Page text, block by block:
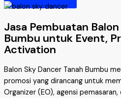
Jasa Pembuatan
Bumbu untuk Event,
Activation
Balon Sky Dancer Tanah Bumbu
promosi yang dirancang untuk
Organizer (EO), agensi